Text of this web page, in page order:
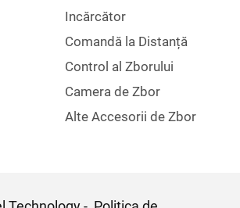
Incărcător
Comandă la Distanță
Control al Zborului
Camera de Zbor
Alte Accesorii de Zbor